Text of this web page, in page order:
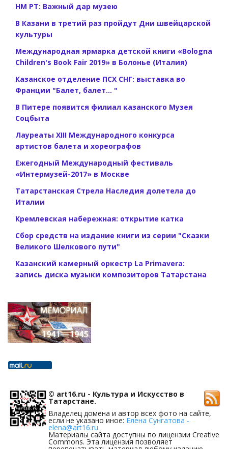
НМ РТ: Важный дар музею
В Казани в третий раз пройдут Дни швейцарской
культуры
Международная ярмарка детской книги «Bologna
Children's Book Fair 2019» в Болонье (Италия)
Казанское отделение ПСХ СНГ: выставка во
Франции "Балет, балет... "
В Питере появится филиал казанского Музея
Соцбыта
Лауреаты XIII Международного конкурса
артистов балета и хореографов
Ежегодный Международный фестиваль
«Интермузей-2017» в Москве
Татарстанская Стрела Наследия долетела до
Италии
Кремлевская набережная: открытие катка
Сбор средств на издание книги из серии "Сказки
Великого Шелкового пути"
Казанский камерный оркестр La Primavera:
запись диска музыки композиторов Татарстана
© art16.ru - Культура и Искусство в
Татарстане.
Владелец домена и автор всех фото на сайте,
если не указано иное: Елена Сунгатова -
elena@art16.ru
Материалы сайта доступны по лицензии Creative
Commons. Эта лицензия позволяет